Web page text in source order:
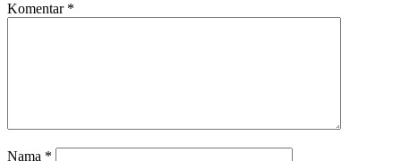
Komentar *
Nama *